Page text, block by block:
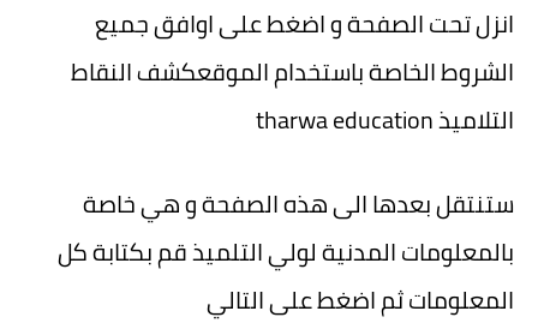
انزل تحت الصفحة و اضغط على اوافق جميع
الشروط الخاصة باستخدام الموقعكشف النقاط
التلاميذ tharwa education
ستنتقل بعدها الى هذه الصفحة و هي خاصة
بالمعلومات المدنية لولي التلميذ قم بكتابة كل
المعلومات ثماضغط على التالي